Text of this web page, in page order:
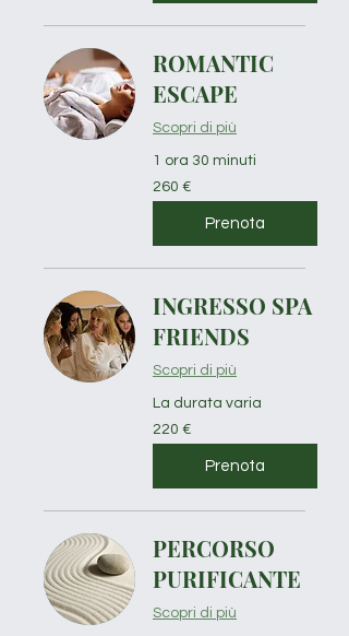
ROMANTIC
ESCAPE
Scopri di più
1 ora 30 minuti
260
euro
260 €
Prenota
INGRESSO SPA
FRIENDS
Scopri di più
La durata varia
220
euro
220 €
Prenota
PERCORSO
PURIFICANTE
Scopri di più